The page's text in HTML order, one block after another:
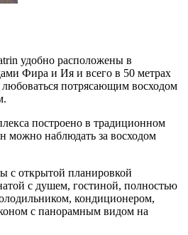
удобно расположены в
Фира и Ия и всего в 50 метрах
любоваться потрясающим восходом
построено в традиционном
можно наблюдать за восходом
с открытой планировкой
с душем, гостиной, полностью
кондиционером,
с панорамным видом на